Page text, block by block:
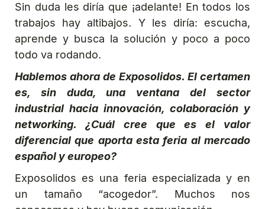
Sin duda les diría que ¡adelante! En todos los
trabajos hay altibajos. Y les diría: escucha,
aprende y busca la solución y poco a poco
todo va rodando.
Hablemos ahora de Exposolidos. El certamen
es, sin duda, una ventana del sector
industrial hacia innovación, colaboración y
networking. ¿Cuál cree que es el valor
diferencial que aporta esta feria al mercado
español y europeo?
Exposolidos es una feria especializada y en
un tamaño “acogedor”. Muchos nos